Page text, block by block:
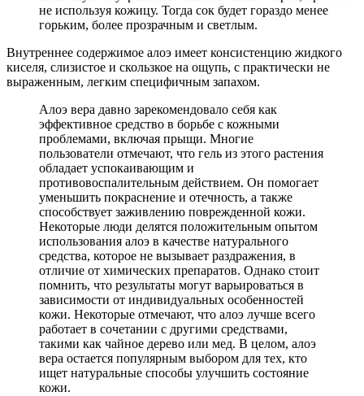
не используя кожицу. Тогда сок будет гораздо менее
горьким, более прозрачным и светлым.
Внутреннее содержимое алоэ имеет консистенцию жидкого
киселя, слизистое и скользкое на ощупь, с практически не
выраженным, легким специфичным запахом.
Алоэ вера давно зарекомендовало себя как
эффективное средство в борьбе с кожными
проблемами, включая прыщи. Многие
пользователи отмечают, что гель из этого растения
обладает успокаивающим и
противовоспалительным действием. Он помогает
уменьшить покраснение и отечность, а также
способствует заживлению поврежденной кожи.
Некоторые люди делятся положительным опытом
использования алоэ в качестве натурального
средства, которое не вызывает раздражения, в
отличие от химических препаратов. Однако стоит
помнить, что результаты могут варьироваться в
зависимости от индивидуальных особенностей
кожи. Некоторые отмечают, что алоэ лучше всего
работает в сочетании с другими средствами,
такими как чайное дерево или мед. В целом, алоэ
вера остается популярным выбором для тех, кто
ищет натуральные способы улучшить состояние
кожи.